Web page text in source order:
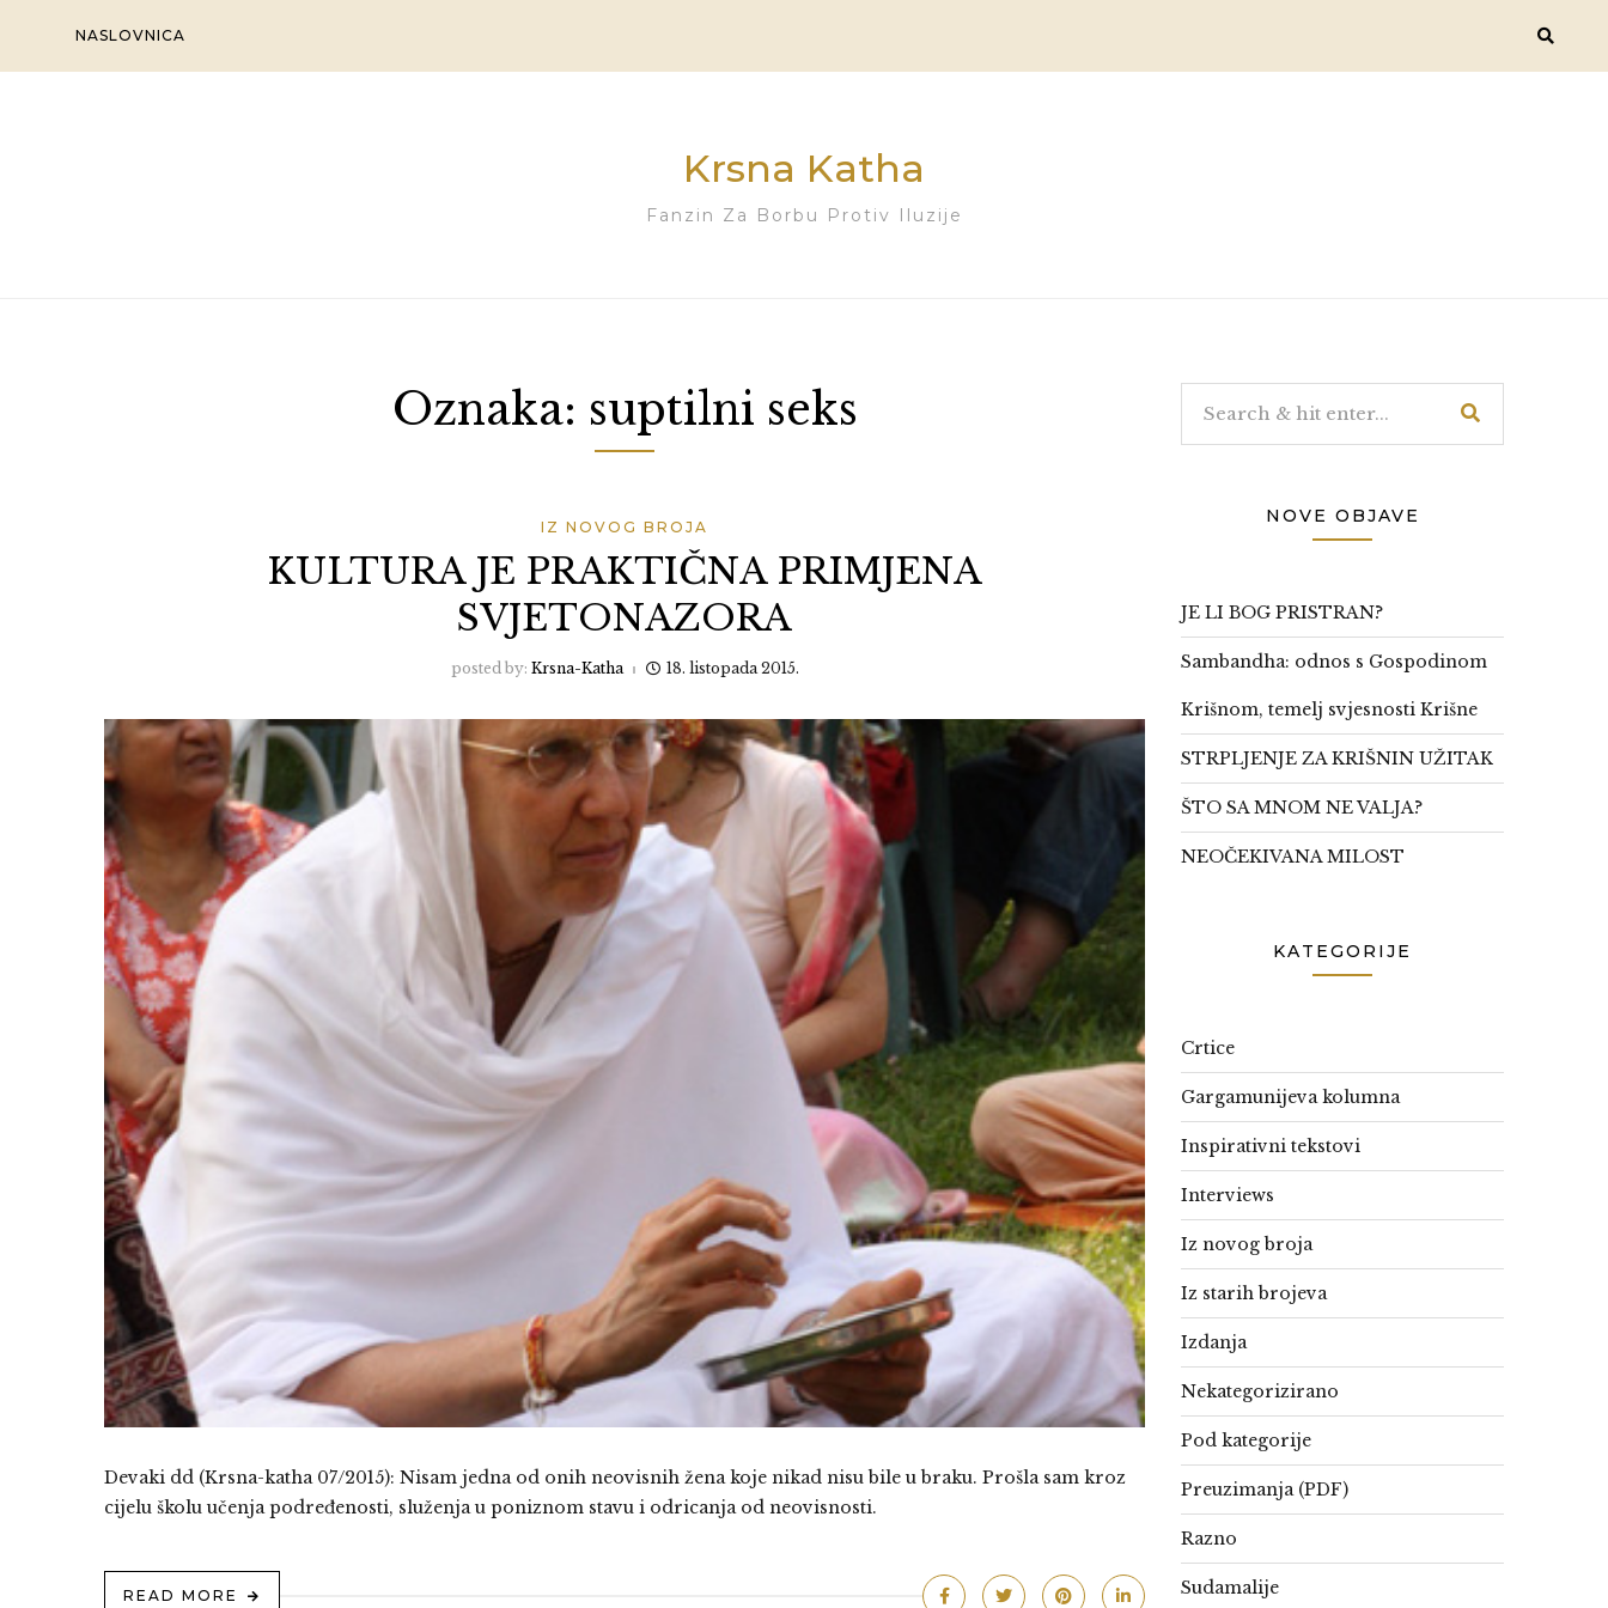
content
NASLOVNICA
Krsna Katha
Fanzin Za Borbu Protiv Iluzije
Oznaka: suptilni seks
IZ NOVOG BROJA
KULTURA JE PRAKTIČNA PRIMJENA
SVJETONAZORA
posted by: Krsna-Katha 18. listopada 2015.
Devaki dd (Krsna-katha 07/2015): Nisam jedna od onih neovisnih žena koje nikad nisu bile u braku. Prošla sam kroz
cijelu školu učenja podređenosti, služenja u poniznom stavu i odricanja od neovisnosti.
READ MORE
NOVE OBJAVE
JE LI BOG PRISTRAN?
Sambandha: odnos s Gospodinom
Krišnom, temelj svjesnosti Krišne
STRPLJENJE ZA KRIŠNIN UŽITAK
ŠTO SA MNOM NE VALJA?
NEOČEKIVANA MILOST
KATEGORIJE
Crtice
Gargamunijeva kolumna
Inspirativni tekstovi
Interviews
Iz novog broja
Iz starih brojeva
Izdanja
Nekategorizirano
Pod kategorije
Preuzimanja (PDF)
Razno
Sudamalije